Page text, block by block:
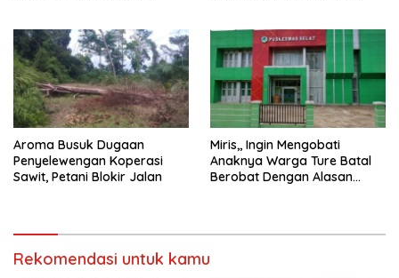
Aroma Busuk Dugaan
Penyelewengan Koperasi
Sawit, Petani Blokir Jalan
Miris,, Ingin Mengobati
Anaknya Warga Ture Batal
Berobat Dengan Alasan
Rekomendasi untuk kamu